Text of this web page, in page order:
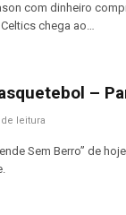
com dinheiro
chega ao…
–
leitura
Sem Berro” de